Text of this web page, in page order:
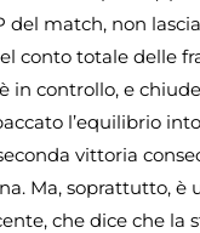
del match, non
conto totale delle
in controllo, e
l’equilibrio
vittoria
Ma, soprattutto, è
che dice che la